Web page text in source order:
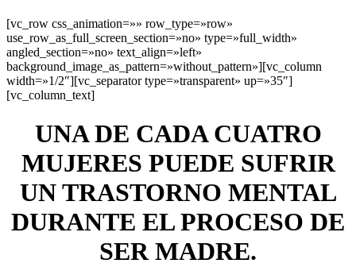
[vc_row css_animation=»» row_type=»row»
use_row_as_full_screen_section=»no» type=»full_width»
angled_section=»no» text_align=»left»
background_image_as_pattern=»without_pattern»][vc_column
width=»1/2″][vc_separator type=»transparent» up=»35″]
[vc_column_text]
UNA DE CADA CUATRO
MUJERES PUEDE SUFRIR
UN TRASTORNO MENTAL
DURANTE EL PROCESO DE
SER MADRE.